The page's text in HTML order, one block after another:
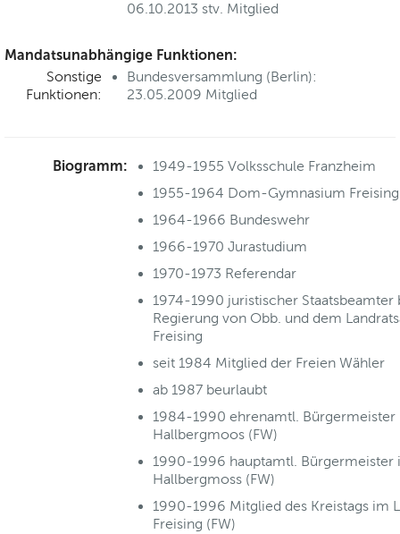
06.10.2013 stv. Mitglied
Mandatsunabhängige Funktionen:
Sonstige
Funktionen:
Bundesversammlung (Berlin):
23.05.2009 Mitglied
Biogramm:
1949-1955 Volksschule Franzheim
1955-1964 Dom-Gymnasium Freising
1964-1966 Bundeswehr
1966-1970 Jurastudium
1970-1973 Referendar
1974-1990 juristischer Staatsbeamter
Regierung von Obb. und dem
Freising
seit 1984 Mitglied der Freien Wähler
ab 1987 beurlaubt
1984-1990 ehrenamtl. Bürgermeister
Hallbergmoos (FW)
1990-1996 hauptamtl. Bürgermeister
Hallbergmoss (FW)
1990-1996 Mitglied des Kreistags im
Freising (FW)